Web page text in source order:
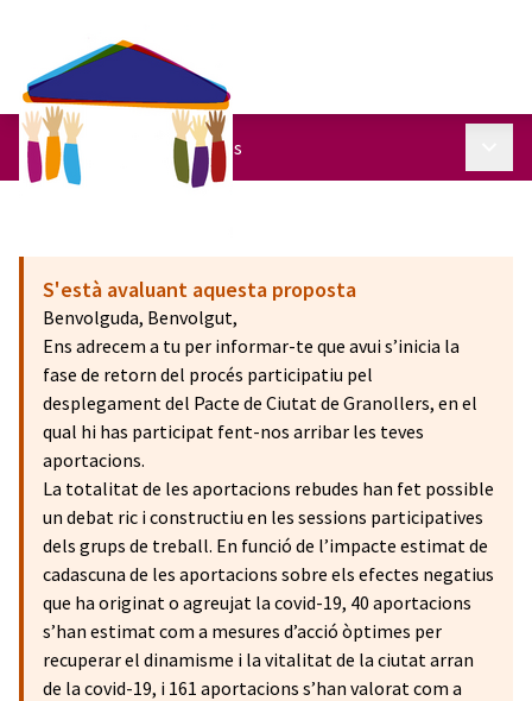
Pacte de Ciutat Propostes
S'està avaluant aquesta proposta
Benvolguda, Benvolgut,
Ens adrecem a tu per informar-te que avui s’inicia la
fase de retorn del procés participatiu pel
desplegament del Pacte de Ciutat de Granollers, en el
qual hi has participat fent-nos arribar les teves
aportacions.
La totalitat de les aportacions rebudes han fet possible
un debat ric i constructiu en les sessions participatives
dels grups de treball. En funció de l’impacte estimat de
cadascuna de les aportacions sobre els efectes negatius
que ha originat o agreujat la covid-19, 40 aportacions
s’han estimat com a mesures d’acció òptimes per
recuperar el dinamisme i la vitalitat de la ciutat arran
de la covid-19, i 161 aportacions s’han valorat com a